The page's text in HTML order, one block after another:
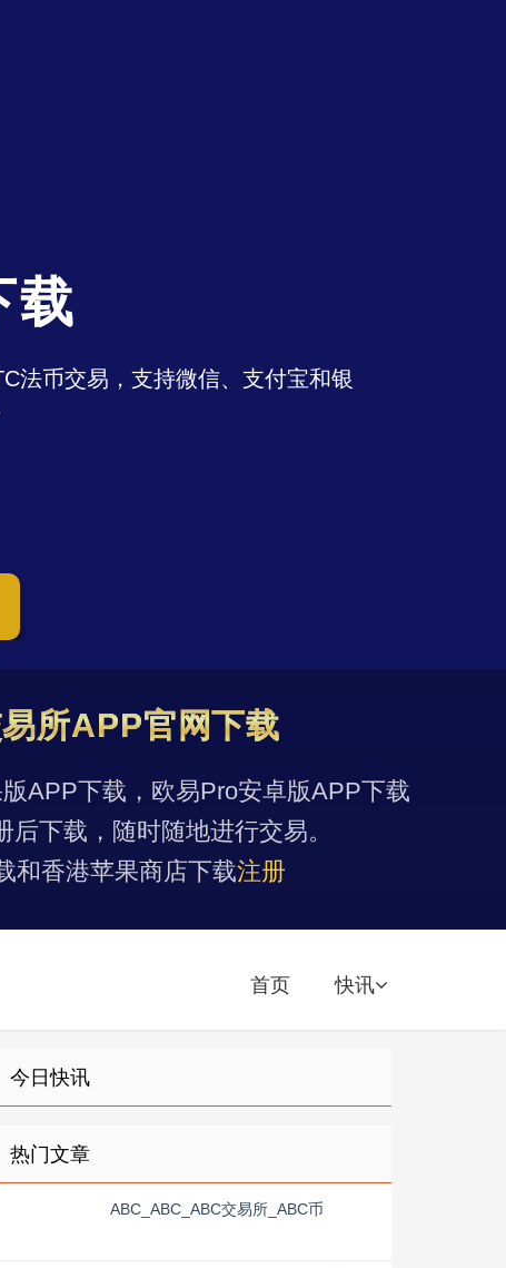
载
法币交易，支持微信、支付宝和银
所APP官网下载
APP下载，欧易Pro安卓版APP下载
后下载，随时随地进行交易。
和香港苹果商店下载注册
首页 快讯
今日快讯
热门文章
ABC_ABC_ABC交易所_ABC币